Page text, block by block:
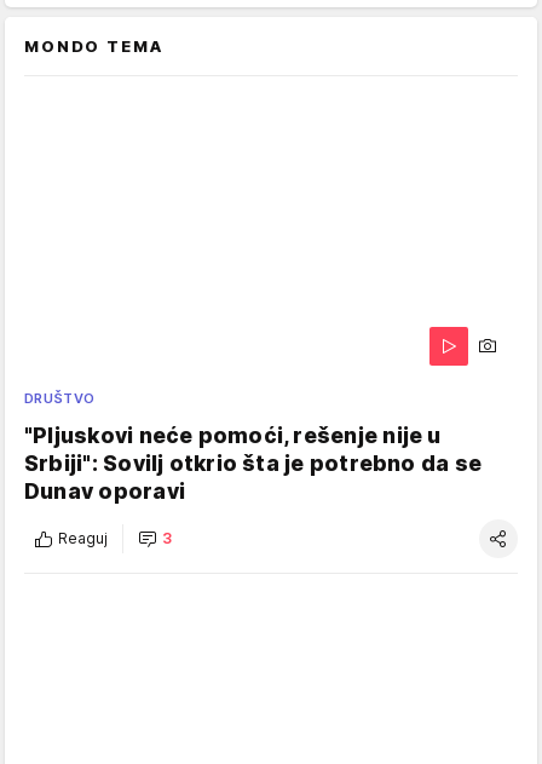
MONDO TEMA
DRUŠTVO
"Pljuskovi neće pomoći, rešenje nije u
Srbiji": Sovilj otkrio šta je potrebno da se
Dunav oporavi
Reaguj 3